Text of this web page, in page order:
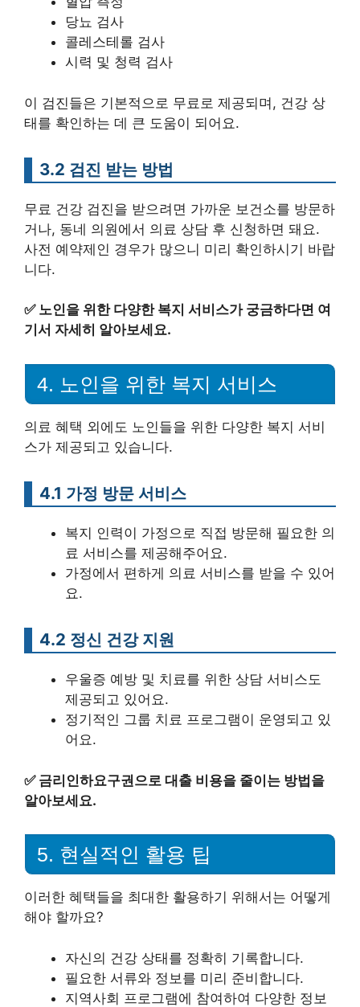
당뇨 검사
콜레스테롤 검사
시력 및 청력 검사
이 검진들은 기본적으로 무료로 제공되며, 건강 상
태를 확인하는 데 큰 도움이 되어요.
3.2 검진 받는 방법
무료 건강 검진을 받으려면 가까운 보건소를 방문하
거나, 동네 의원에서 의료 상담 후 신청하면 돼요.
사전 예약제인 경우가 많으니 미리 확인하시기 바랍
니다.
✅ 노인을 위한 다양한 복지 서비스가 궁금하다면 여
기서 자세히 알아보세요.
4. 노인을 위한 복지 서비스
의료 혜택 외에도 노인들을 위한 다양한 복지 서비
스가 제공되고 있습니다.
4.1 가정 방문 서비스
복지 인력이 가정으로 직접 방문해 필요한 의
료 서비스를 제공해주어요.
가정에서 편하게 의료 서비스를 받을 수 있어
요.
4.2 정신 건강 지원
우울증 예방 및 치료를 위한 상담 서비스도
제공되고 있어요.
정기적인 그룹 치료 프로그램이 운영되고 있
어요.
✅ 금리인하요구권으로 대출 비용을 줄이는 방법을
알아보세요.
5. 현실적인 활용 팁
이러한 혜택들을 최대한 활용하기 위해서는 어떻게
해야 할까요?
자신의 건강 상태를 정확히 기록합니다.
필요한 서류와 정보를 미리 준비합니다.
지역사회 프로그램에 참여하여 다양한 정보